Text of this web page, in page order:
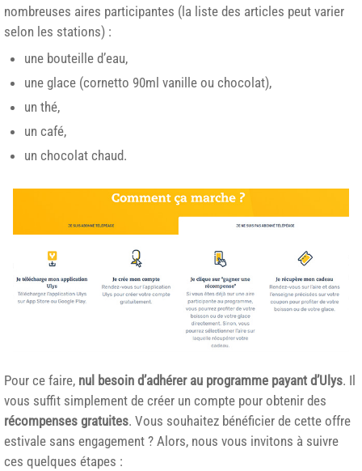
nombreuses aires participantes (la liste des articles peut varier
selon les stations) :
une bouteille d’eau,
une glace (cornetto 90ml vanille ou chocolat),
un thé,
un café,
un chocolat chaud.
Pour ce faire, nul besoin d’adhérer au programme payant d’Ulys. Il
vous suffit simplement de créer un compte pour obtenir des
récompenses gratuites. Vous souhaitez bénéficier de cette offre
estivale sans engagement ? Alors, nous vous invitons à suivre
ces quelques étapes :